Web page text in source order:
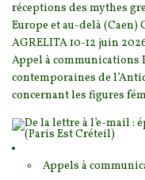
réceptions des mythes
Europe et au-delà
AGRELITA 10-12 juin
Appel à communications
contemporaines de
concernant les figures
Appels à